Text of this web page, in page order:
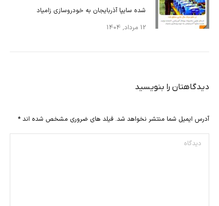
شده سایپا آذربایجان به خودروسازی زامیاد
12 مرداد, 1404
دیدگاهتان را بنویسید
آدرس ایمیل شما منتشر نخواهد شد. فیلد های ضروری مشخص شده اند *
دیدگاه